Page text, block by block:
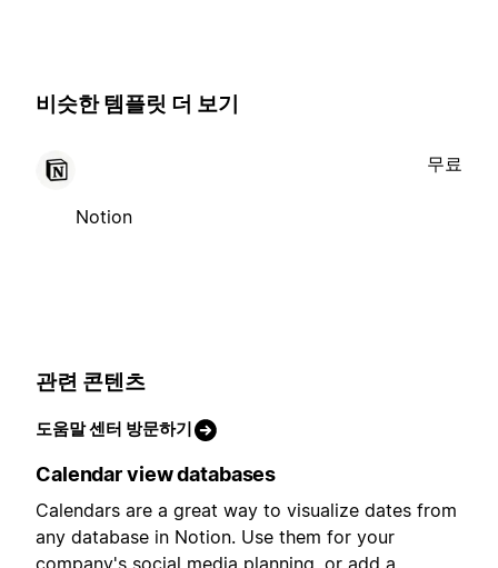
비슷한 템플릿 더 보기
Notion
무료
관련 콘텐츠
도움말 센터 방문하기
Calendar view databases
Calendars are a great way to visualize dates from
any database in Notion. Use them for your